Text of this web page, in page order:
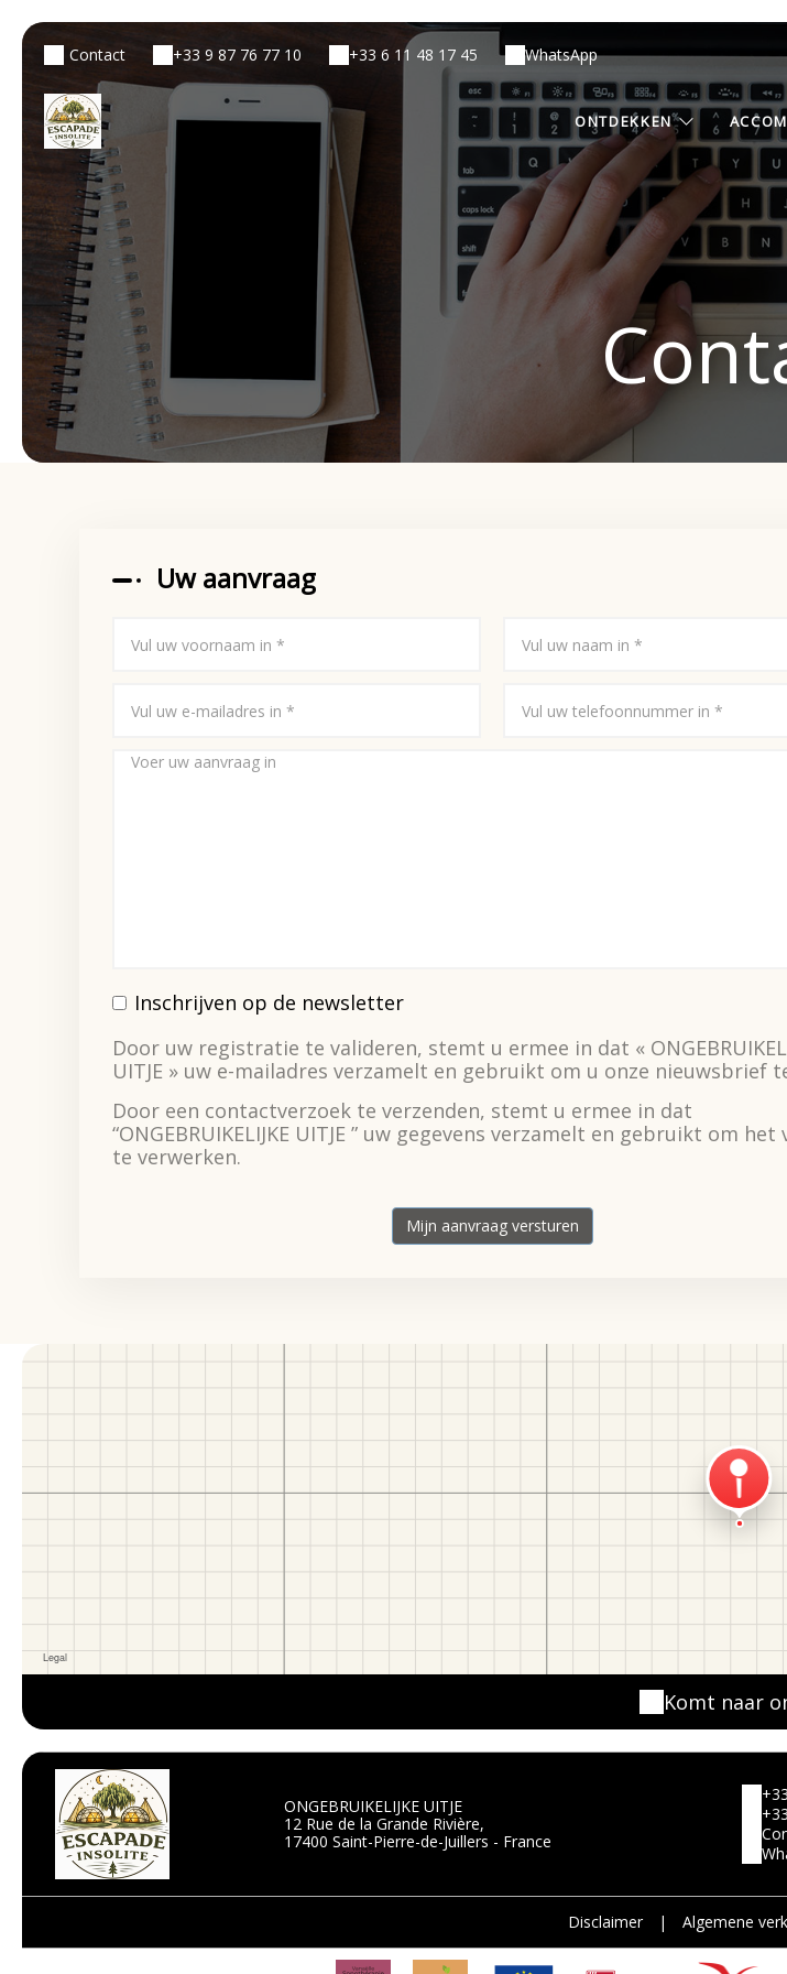
Contact +33 9 87 76 77 10 +33 6 11 48 17 45 WhatsApp
ONTDEKKEN
Uw aanvraag
Inschrijven op de newsletter
Door uw registratie te valideren, stemt u ermee in dat «
UITJE » uw e-mailadres verzamelt en gebruikt om u onze nieuwsbrief
Door een contactverzoek te verzenden, stemt u ermee in dat
“ONGEBRUIKELIJKE UITJE ” uw gegevens verzamelt en gebruikt om het
te verwerken.
Komt naar
ONGEBRUIKELIJKE UITJE
12 Rue de la Grande Rivière,
17400 Saint-Pierre-de-Juillers - France
Disclaimer | Algemene